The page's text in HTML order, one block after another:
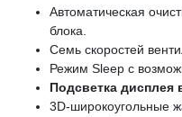
Автоматическая
блока.
Семь скоростей
Режим Sleep с
Подсветка дисплея
3D-широкоугольные